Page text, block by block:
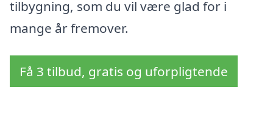
tilbygning, som du vil være glad for i
mange år fremover.
Få 3 tilbud, gratis og uforpligtende